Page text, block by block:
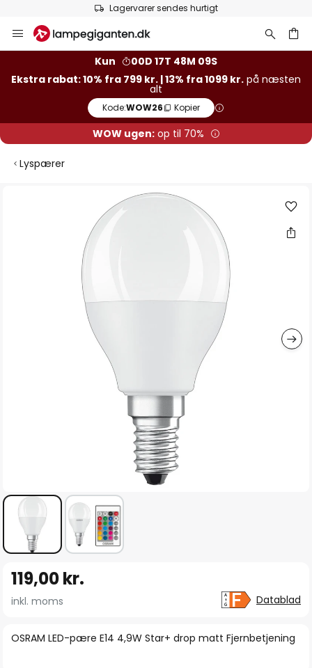
Lagervarer sendes hurtigt
to
Kun
00D 17T 48M 09S
Ekstra rabat: 10% fra 799 kr. | 13% fra 1099 kr. på næsten
alt
Kode:WOW26 Kopier
WOW ugen:op til 70%
Lyspærer
starten
billedgalleriet
OSRAM LED-pære E14 4,9W Star+ drop matt Fjernbetjening
119,00 kr.
inkl. moms Datablad